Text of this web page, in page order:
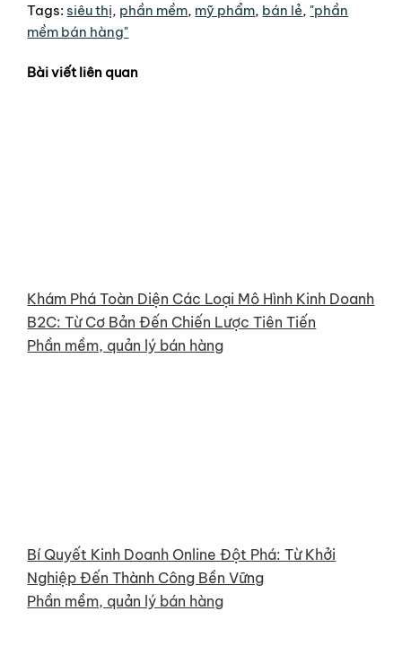
Tags: siêu thị, phần mềm, mỹ phẩm, bán lẻ, "phần
mềm bán hàng"
Bài viết liên quan
Khám Phá Toàn Diện Các Loại Mô Hình Kinh Doanh
B2C: Từ Cơ Bản Đến Chiến Lược Tiên Tiến
Phần mềm, quản lý bán hàng
Bí Quyết Kinh Doanh Online Đột Phá: Từ Khởi
Nghiệp Đến Thành Công Bền Vững
Phần mềm, quản lý bán hàng